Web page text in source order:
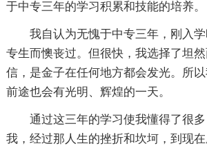
于中专三年的学习积累和技能的培养。
我自认为无愧于中专三年，刚入
专生而懊丧过。但很快，我选择了坦
信，是金子在任何地方都会发光。所
前途也会有光明、辉煌的一天。
通过这三年的学习使我懂得了很
我，经过那人生的挫折和坎坷，到现在